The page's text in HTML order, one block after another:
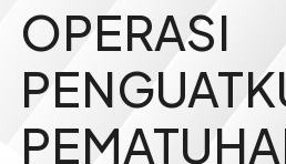
OPERASI